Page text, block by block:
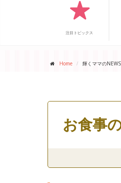
注目トピックス
Home 輝くママの
お食事